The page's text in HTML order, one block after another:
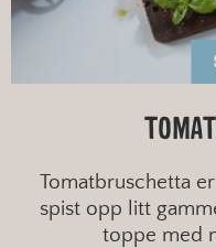
Tomatbruschetta
spist opp litt
toppe med